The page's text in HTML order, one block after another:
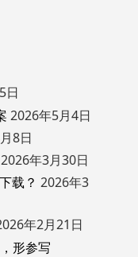
日
2026年5月4日
8日
2026年3月30日
载？ 2026年3
年2月21日
形参写